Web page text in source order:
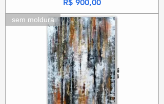
R$ 900,00
sem moldura